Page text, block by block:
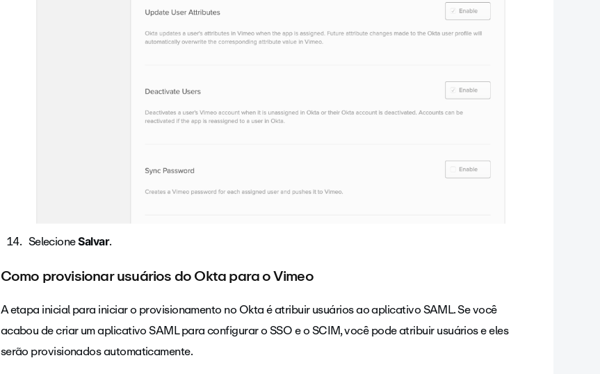
SelecioneSalvar.
Como provisionar usuários do Okta para o Vimeo
A etapa inicial para iniciar o provisionamento no Okta é atribuir usuários ao aplicativo SAML. Se você
acabou de criar um aplicativo SAML para configurar o SSO e o SCIM, você pode atribuir usuários e eles
serão provisionados automaticamente.